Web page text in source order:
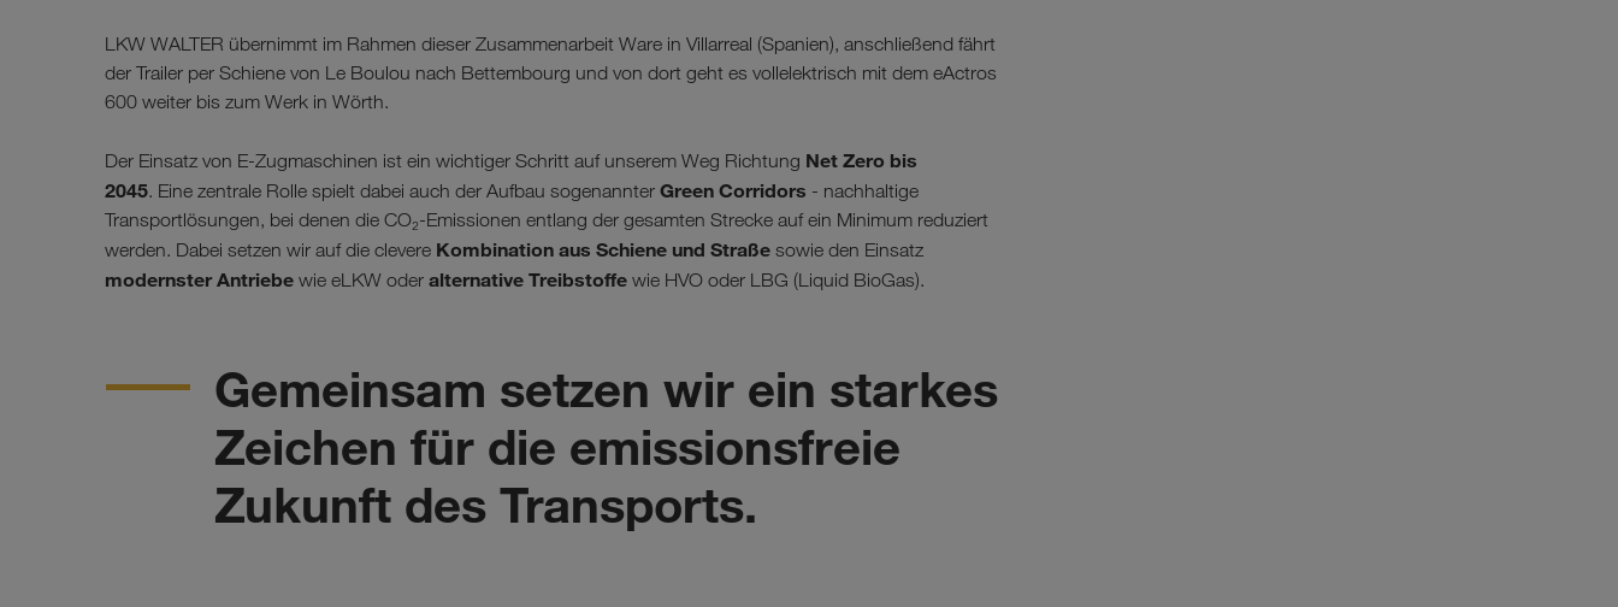
LKW WALTER übernimmt im Rahmen dieser Zusammenarbeit Ware in Villarreal (Spanien), anschließend fährt
der Trailer per Schiene von Le Boulou nach Bettembourg und von dort geht es vollelektrisch mit dem eActros
600 weiter bis zum Werk in Wörth.
Der Einsatz von E-Zugmaschinen ist ein wichtiger Schritt auf unserem Weg Richtung Net Zero bis
2045. Eine zentrale Rolle spielt dabei auch der Aufbau sogenannter Green Corridors - nachhaltige
Transportlösungen, bei denen die CO₂-Emissionen entlang der gesamten Strecke auf ein Minimum reduziert
werden. Dabei setzen wir auf die clevere Kombination aus Schiene und Straße sowie den Einsatz
modernster Antriebe wie eLKW oder alternative Treibstoffe wie HVO oder LBG (Liquid BioGas).
Gemeinsam setzen wir ein starkes
Zeichen für die emissionsfreie
Zukunft des Transports.